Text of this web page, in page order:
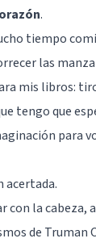
.
tiempo
las
mis libros:
tengo que
para
acertada.
con la cabeza,
de Truman